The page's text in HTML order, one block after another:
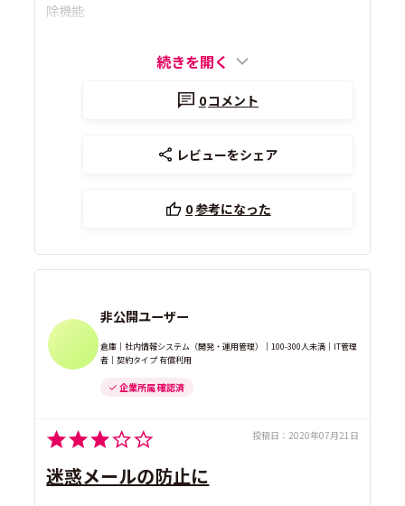
除機能
続きを開く
0コメント
レビューをシェア
0参考になった
非公開ユーザー
倉庫｜社内情報システム（開発・運用管理）｜100-300人未満｜IT管理
者｜契約タイプ 有償利用
企業所属 確認済
投稿日： 2020年07月21日
迷惑メールの防止に